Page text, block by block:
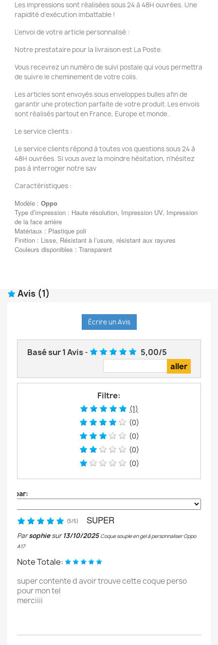
Les impressions sont réalisées sous 24 à 48H ouvrées. Une
rapidité d'exécution imbattable !
L'envoi de votre article personnalisé :
Notre prestataire pour la livraison est La Poste.
Vous recevrez un numéro de suivi postale qui vous permettra
de suivre le cheminement de votre colis.
Les articles sont envoyés sous enveloppes bulles afin de
garantir une protection parfaite de votre produit. Les envois
sont réalisés partout en France, Europe et monde.
Le service clients :
Le service clients répond à toutes vos questions sous 24 à
48H ouvrées. Si vous avez la moindre hésitation, n'hésitez
pas à interroger notre sav
Caractéristiques :
Modèle : Oppo
Type d’impression : Haute résolution, Impression UV, Impression
de la face arrière
Matériaux : Plastique poli
Finition : Lisse, Résistant à l’usure, résistant aux rayures
Couleurs disponibles : Transparent
Avis (1)
Écrire un Avis
Basé sur1Avis- 5,00/5
Filtre:
(1)
(0)
(0)
(0)
(0)
par:
(5/5) SUPER
Parsophiesur13/10/2025 Coque souple en gel à personnaliser Oppo
A17
Note Totale:
super contente d avoir trouve cette coque perso
pour mon tel
merciiii